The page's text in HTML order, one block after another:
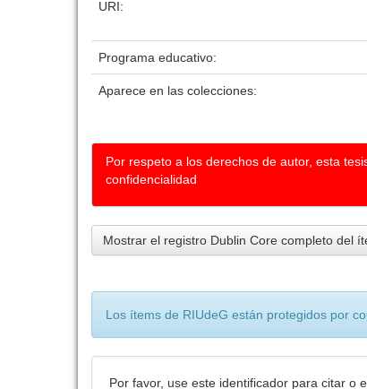
URI:
Programa educativo:
Aparece en las colecciones:
Por respeto a los derechos de autor, esta
confidencialidad
Mostrar el registro Dublin Core completo del
Los ítems de RIUdeG están protegidos por
Por favor, use este identificador para citar o